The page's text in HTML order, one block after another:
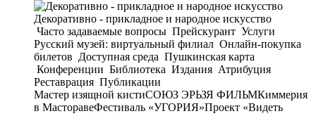
Декоративно - прикладное и народное искусство
Часто задаваемые вопросы Прейскурант Услуги
Русский музей: виртуальный филиал Онлайн-покупка
билетов Доступная среда Пушкинская карта
Конференции Библиотека Издания Атрибуция
Реставрация Публикации
Мастер изящной кистиСОЮЗ ЭРЬЗЯ ФИЛЬМКиммерия
в МасторавеФестиваль «УГОРИЯ»Проект «Видеть